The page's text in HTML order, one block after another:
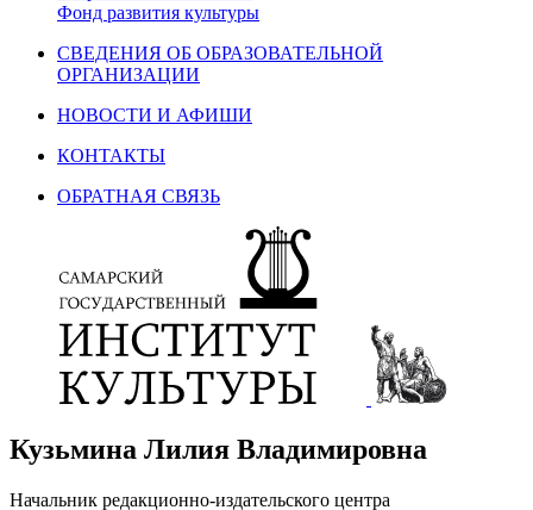
Фонд развития культуры
СВЕДЕНИЯ ОБ ОБРАЗОВАТЕЛЬНОЙ
ОРГАНИЗАЦИИ
НОВОСТИ И АФИШИ
КОНТАКТЫ
ОБРАТНАЯ СВЯЗЬ
Кузьмина Лилия Владимировна
Начальник редакционно-издательского центра